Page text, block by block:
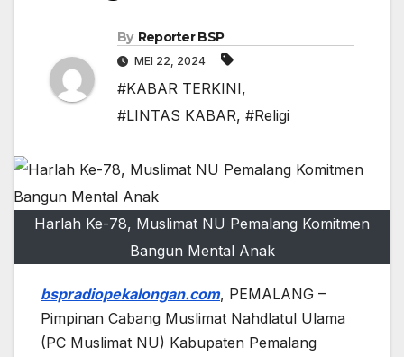
By Reporter BSP
MEI 22, 2024
#KABAR TERKINI,
#LINTAS KABAR, #Religi
Harlah Ke-78, Muslimat NU Pemalang Komitmen
Bangun Mental Anak
bspradiopekalongan.com, PEMALANG –
Pimpinan Cabang Muslimat Nahdlatul Ulama
(PC Muslimat NU) Kabupaten Pemalang